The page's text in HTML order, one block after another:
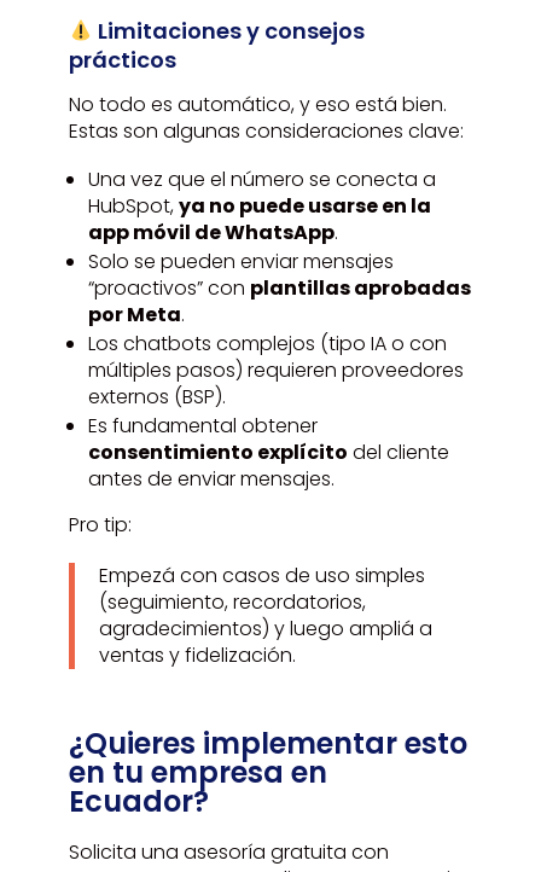
Limitaciones y consejos
prácticos
No todo es automático, y eso está bien.
Estas son algunas consideraciones clave:
Una vez que el número se conecta a
HubSpot,ya no puede usarse en la
app móvil de WhatsApp.
Solo se pueden enviar mensajes
“proactivos” con plantillas aprobadas
por Meta.
Los chatbots complejos (tipo IA o con
múltiples pasos) requieren proveedores
externos (BSP).
Es fundamental obtener
consentimiento explícito del cliente
antes de enviar mensajes.
Pro tip:
Empezá con casos de uso simples
(seguimiento, recordatorios,
agradecimientos) y luego ampliá a
ventas y fidelización.
¿Quieres implementar esto
en tu empresa en
Ecuador?
Solicita una asesoría gratuita con